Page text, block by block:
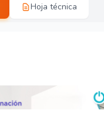
Hoja técnica